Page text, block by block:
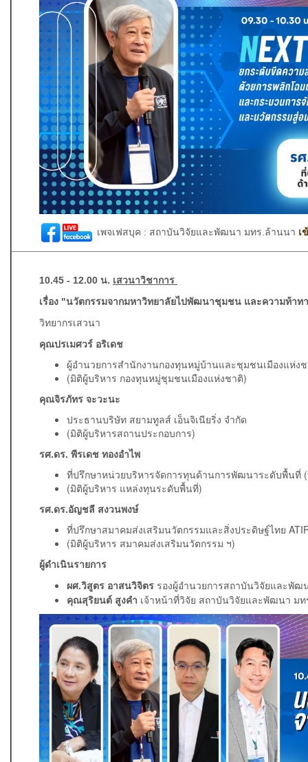
เพจเฟสบุค : สถาบันวิจัยและพัฒนา มทร.ล้านนา เ
10.45 - 12.00 น. เสวนาวิชาการ
เรื่อง "นวัตกรรมจากมหาวิทยาลัยไปพัฒนาชุมชน และความท้าท
วิทยากรเสวนา
คุณปรเมศวร์ อริเดช
ผู้อำนวยการสำนักงานกองทุนหมู่บ้านและชุมชนเมืองแห่ง
(มิติผู้บริหาร กองทุนหมู่ชุมชนเมืองแห่งชาติ)
คุณจิรภัทร จะวะนะ
ประธานบริษัท สยามทูลส์ เอ็นจิเนียริ่ง จำกัด
(มิติผู้บริหารสถานประกอบการ)
รศ.ดร. พีรเดช ทองอำไพ
ที่ปรึกษาหน่วยบริหารจัดการทุนด้านการพัฒนาระดับพื้นที่
(มิติผู้บริหาร แหล่งทุนระดับพื้นที่)
รศ.ดร.อัญชลี สงวนพงษ์
ที่ปรึกษาสมาคมส่งเสริมนวัตกรรมและสิ่งประดิษฐ์ไทย
(มิติผู้บริหาร สมาคมส่งเสริมนวัตกรรม ฯ)
ผู้ดำเนินรายการ
ผศ.วิสูตร อาสนวิจิตร รองผู้อำนวยการสถาบันวิจัยและพั
คุณสุริยนต์ สูงคำ เจ้าหน้าที่วิจัย สถาบันวิจัยและพัฒนา ม